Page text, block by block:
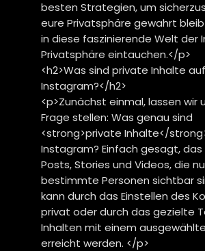
besten Strategien, um
eure Privatsphäre gewahrt
in diese faszinierende Welt der
Privatsphäre eintauchen.</p>
<h2>Was sind private Inhalte auf
Instagram?</h2>
<p>Zunächst einmal, lassen wir
Frage stellen: Was genau sind
<strong>private Inhalte</
Instagram? Einfach gesagt, das
Posts, Stories und Videos, die
bestimmte Personen sichtbar
kann durch das Einstellen des
privat oder durch das gezielte
Inhalten mit einem
erreicht werden. </p>